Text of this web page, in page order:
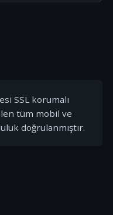
SSL korumalı
tüm mobil ve
doğrulanmıştır.